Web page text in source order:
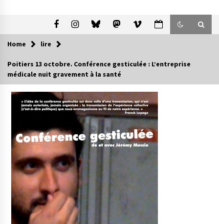
Home lire
Poitiers 13 octobre. Conférence gesticulée : L’entreprise
médicale nuit gravement à la santé